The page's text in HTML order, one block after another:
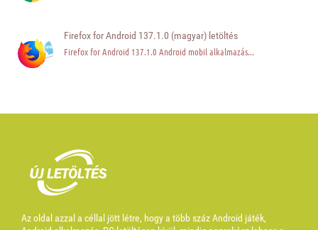
Firefox for Android 137.1.0 (magyar) letöltés
Firefox for Android 137.1.0 Android mobil alkalmazás...
Az oldal azzal a céllal jött létre, hogy a több száz Android játék,